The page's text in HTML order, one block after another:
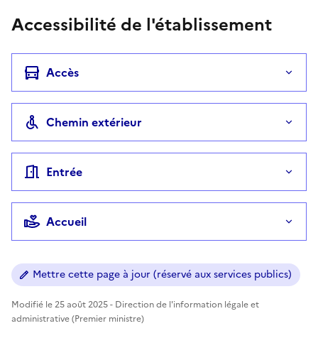
Accessibilité de l'établissement
Accès
Chemin extérieur
Entrée
Accueil
Mettre cette page à jour (réservé aux services publics)
Modifié le 25 août 2025 - Direction de l'information légale et
administrative (Premier ministre)